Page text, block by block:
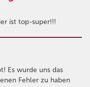
ist top-super!!!
Es wurde uns das
Fehler zu haben